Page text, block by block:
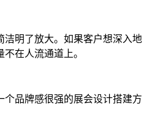
洁明了放大。如果客户想深入地
在人流通道上。
品牌感很强的展会设计搭建方